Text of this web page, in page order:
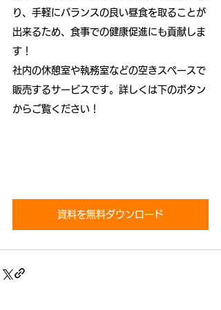
り、手軽にバランスの良い昼食を取ることが
出来るため、食事での健康促進にも貢献しま
す！
社内の休憩室や執務室などの空きスペースで
販売するサービスです。詳しくは下のボタン
からご覧ください！
資料を無料ダウンロード